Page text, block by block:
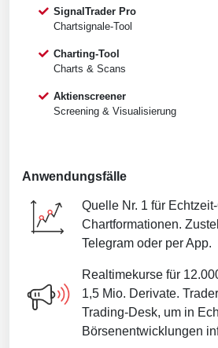
SignalTrader Pro
Chartsignale-Tool
Charting-Tool
Charts & Scans
Aktienscreener
Screening & Visualisierung
Anwendungsfälle
Quelle Nr. 1 für
Chart­formationen.
Telegram oder per App.
Realtimekurse für
1,5 Mio. Derivate.
Trading-Desk, um in
Börsenentwicklungen